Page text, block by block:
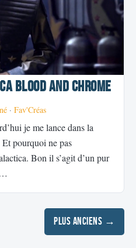
Blood and Chrome
· Fav'Créas
je me lance dans la
pourquoi ne pas
Bon il s’agit d’un pur
Plus anciens →